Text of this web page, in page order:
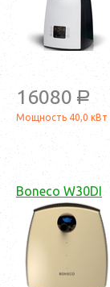
16080 a
Мощность 40,0 кВт
Boneco W30DI